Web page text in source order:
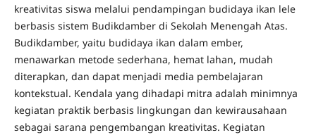
kreativitas siswa melalui pendampingan budidaya ikan lele
berbasis sistem Budikdamber di Sekolah Menengah Atas.
Budikdamber, yaitu budidaya ikan dalam ember,
menawarkan metode sederhana, hemat lahan, mudah
diterapkan, dan dapat menjadi media pembelajaran
kontekstual. Kendala yang dihadapi mitra adalah minimnya
kegiatan praktik berbasis lingkungan dan kewirausahaan
sebagai sarana pengembangan kreativitas. Kegiatan